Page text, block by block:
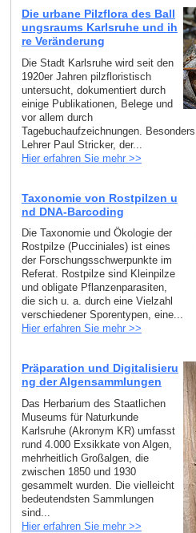
Die urbane Pilzflora des Ball
ungsraums Karlsruhe und ih
re Veränderung
Die Stadt Karlsruhe wird seit den
1920er Jahren pilzfloristisch
untersucht, dokumentiert durch
einige Publikationen, Belege und
vor allem durch
Tagebuchaufzeichnungen.
Lehrer Paul Stricker, der...
Hier erfahren Sie mehr >>
Taxonomie von Rostpilzen u
nd DNA-Barcoding
Die Taxonomie und Ökologie der
Rostpilze (Pucciniales) ist eines
der Forschungsschwerpunkte im
Referat. Rostpilze sind Kleinpilze
und obligate Pflanzenparasiten,
die sich u. a. durch eine Vielzahl
verschiedener Sporentypen, eine...
Hier erfahren Sie mehr >>
Präparation und Digitalisieru
ng der Algensammlungen
Das Herbarium des Staatlichen
Museums für Naturkunde
Karlsruhe (Akronym KR) umfasst
rund 4.000 Exsikkate von Algen,
mehrheitlich Großalgen, die
zwischen 1850 und 1930
gesammelt wurden. Die vielleicht
bedeutendsten Sammlungen
sind...
Hier erfahren Sie mehr >>